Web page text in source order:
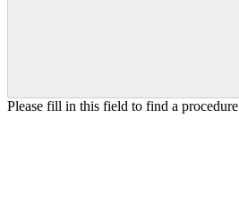
Please fill in this field to find a procedure